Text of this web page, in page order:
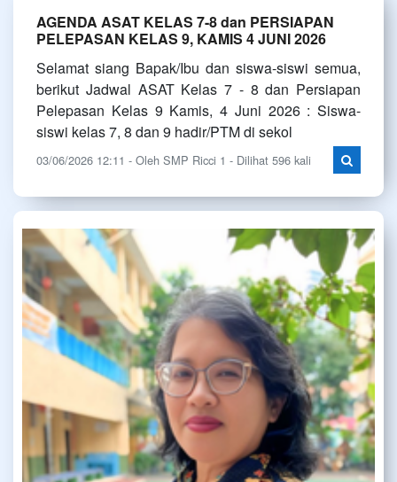
AGENDA ASAT KELAS 7-8 dan PERSIAPAN
PELEPASAN KELAS 9, KAMIS 4 JUNI 2026
Selamat siang Bapak/Ibu dan siswa-siswi semua,
berikut Jadwal ASAT Kelas 7 - 8 dan Persiapan
Pelepasan Kelas 9 Kamis, 4 Juni 2026 : Siswa-
siswi kelas 7, 8 dan 9 hadir/PTM di sekol
03/06/2026 12:11 - Oleh SMP Ricci 1 - Dilihat 596 kali